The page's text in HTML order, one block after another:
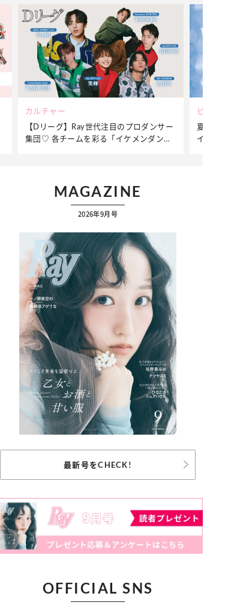
ビューティー
夏だからこそ“水分”が大切！くずれないメ
イクをつくる【保湿ケア】アイテム3選
ファッション
簡単アレン
ぷりの【そ
MAGAZINE
2026年9月号
最新号をCHECK!
OFFICIAL SNS